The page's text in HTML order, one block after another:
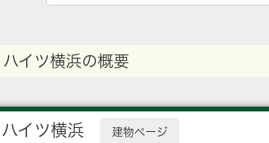
ハイツ横浜の概要
ハイツ横浜 建物ページ